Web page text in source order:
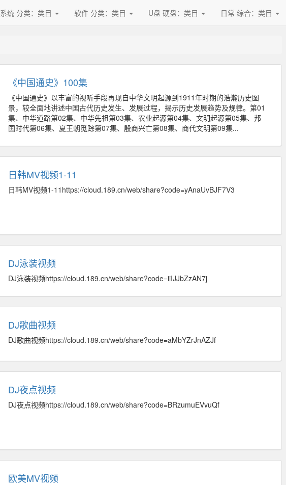
系统 分类：类目 软件 分类：类目 U盘 硬盘：类目 日常 综合：类目
《中国通史》100集
《中国通史》以丰富的视听手段再现自中华文明起源到1911年时期的浩瀚历史图
景，较全面地讲述中国古代历史发生、发展过程，揭示历史发展趋势及规律。第01
集、中华道路第02集、中华先祖第03集、农业起源第04集、文明起源第05集、邦
国时代第06集、夏王朝觅踪第07集、殷商兴亡第08集、商代文明第09集...
日韩MV视频1-11
日韩MV视频1-11https://cloud.189.cn/web/share?code=yAnaUvBJF7V3
DJ泳装视频
DJ泳装视频https://cloud.189.cn/web/share?code=iiIJJbZzAN7j
DJ歌曲视频
DJ歌曲视频https://cloud.189.cn/web/share?code=aMbYZrJnAZJf
DJ夜点视频
DJ夜点视频https://cloud.189.cn/web/share?code=BRzumuEVvuQf
欧美MV视频